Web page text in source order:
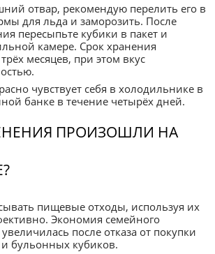
отвар, рекомендую перелить его в
для льда и заморозить. После
пересыпьте кубики в пакет и
камере. Срок хранения
месяцев, при этом вкус
чувствует себя в холодильнике в
банке в течение четырёх дней.
ПРОИЗОШЛИ НА
пищевые отходы, используя их
Экономия семейного
после отказа от покупки
бульонных кубиков.